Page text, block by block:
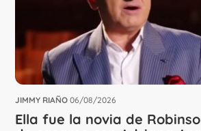
JIMMY RIAÑO 06/08/2026
Ella fue la novia de